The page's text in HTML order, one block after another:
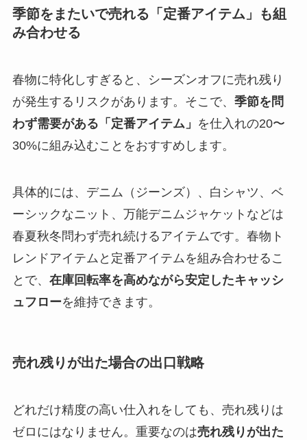
季節をまたいで売れる「定番アイテム」も組
み合わせる
春物に特化しすぎると、シーズンオフに売れ残り
が発生するリスクがあります。そこで、 季節を問
わず需要がある「定番アイテム」 を仕入れの20〜
30%に組み込むことをおすすめします。
具体的には、デニム（ジーンズ）、白シャツ、ベ
ーシックなニット、万能デニムジャケットなどは
春夏秋冬問わず売れ続けるアイテムです。春物ト
レンドアイテムと定番アイテムを組み合わせるこ
とで、 在庫回転率を高めながら安定したキャッシ
ュフローを維持できます。
売れ残りが出た場合の出口戦略
どれだけ精度の高い仕入れをしても、売れ残りは
ゼロにはなりません。重要なのは売れ残りが出た